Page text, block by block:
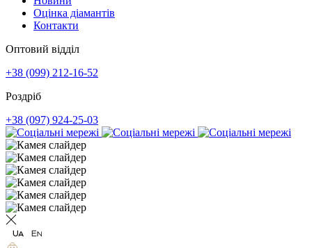
Оцінка діамантів
Контакти
Оптовий відділ
+38 (099) 212-16-52
Роздріб
+38 (097) 924-25-03